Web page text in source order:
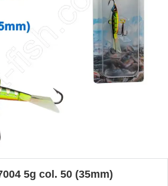
5g col. 50 (35mm)